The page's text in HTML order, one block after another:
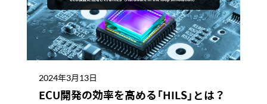
2024年3月13日
ECU開発の効率を高める「HILS」とは？